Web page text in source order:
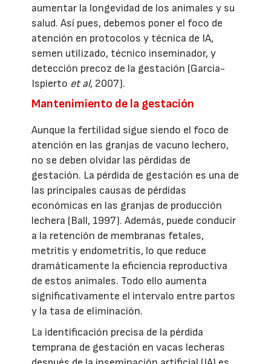
aumentar la longevidad de los animales y su
salud. Así pues, debemos poner el foco de
atención en protocolos y técnica de IA,
semen utilizado, técnico inseminador, y
detección precoz de la gestación (Garcia-
Ispierto et al, 2007).
Mantenimiento de la gestación
Aunque la fertilidad sigue siendo el foco de
atención en las granjas de vacuno lechero,
no se deben olvidar las pérdidas de
gestación. La pérdida de gestación es una de
las principales causas de pérdidas
económicas en las granjas de producción
lechera (Ball, 1997). Además, puede conducir
a la retención de membranas fetales,
metritis y endometritis, lo que reduce
dramáticamente la eficiencia reproductiva
de estos animales. Todo ello aumenta
significativamente el intervalo entre partos
y la tasa de eliminación.
La identificación precisa de la pérdida
temprana de gestación en vacas lecheras